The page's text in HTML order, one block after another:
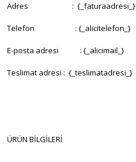
Adres : {_faturaadresi_}
Telefon : {_alicitelefon_}
E-posta adresi : {_alicimail_}
Teslimat adresi : {_teslimatadresi_}
ÜRÜN BİLGİLERİ